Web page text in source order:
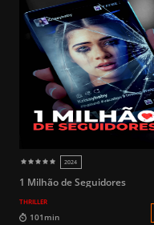
95min
1 Milhão de Seguidores
THRILLER